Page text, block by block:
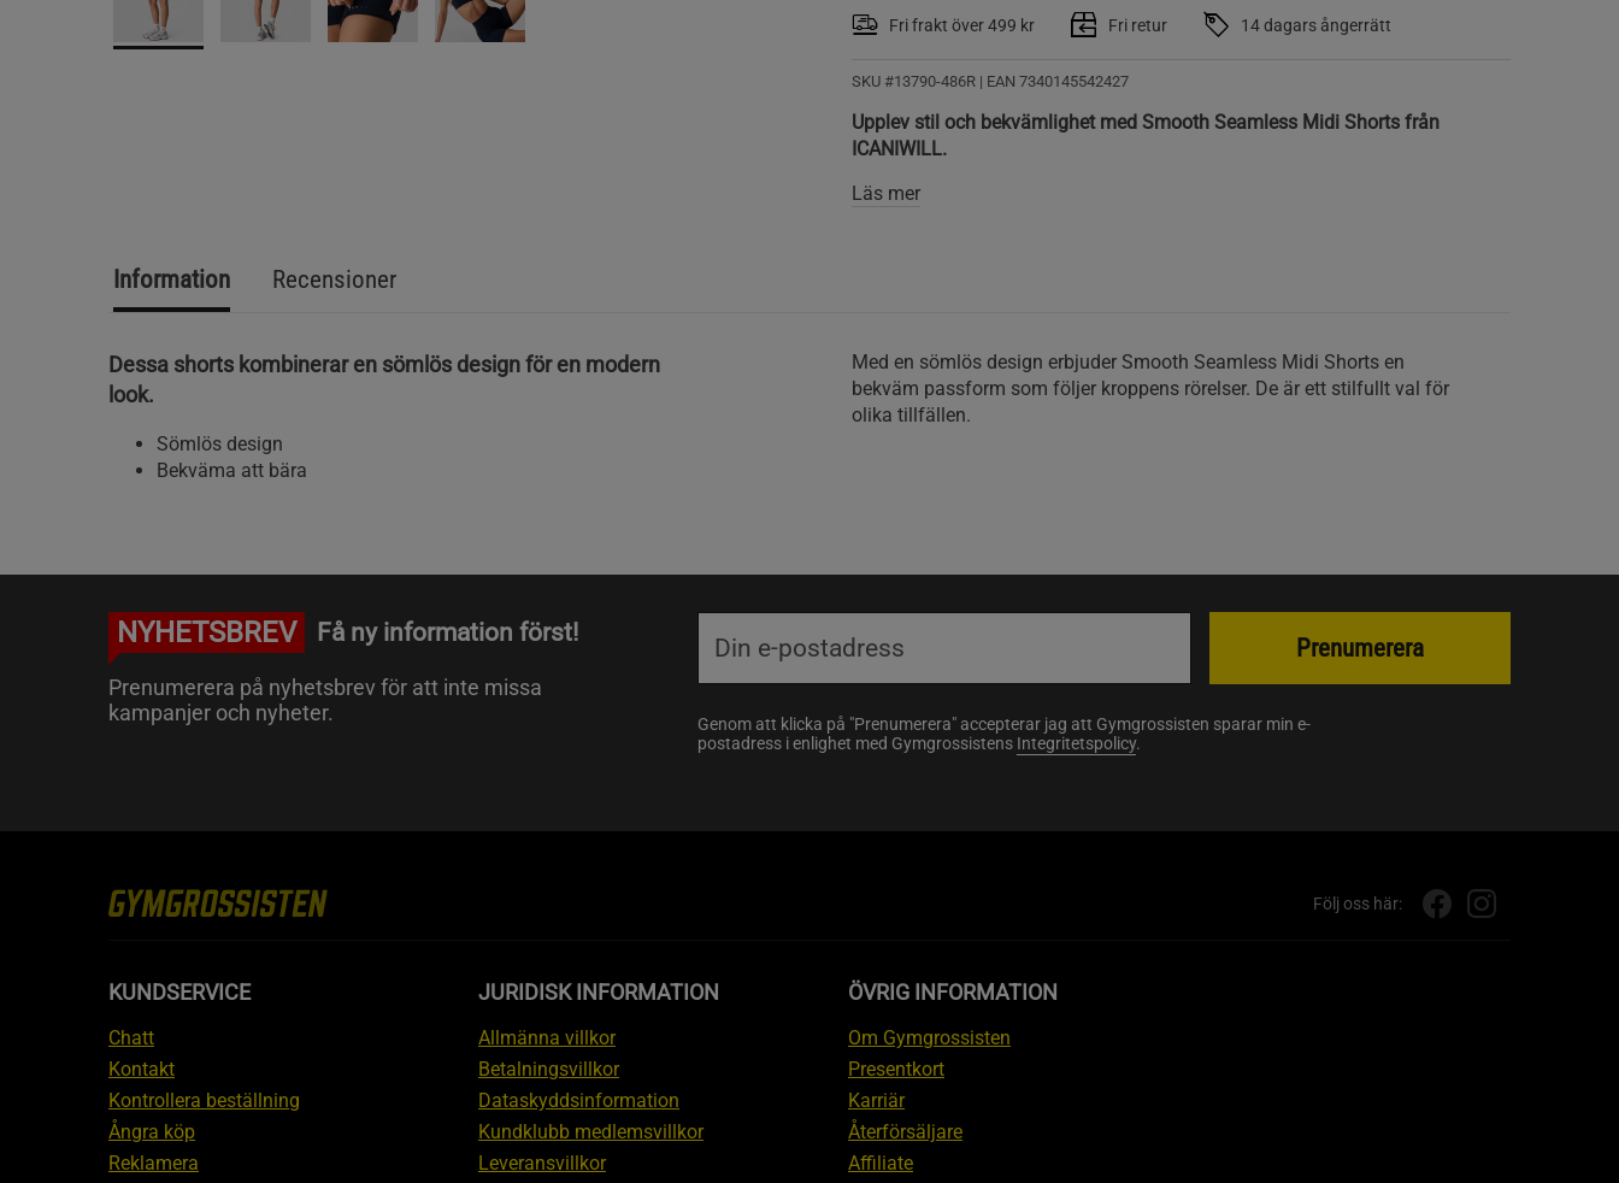
Fri frakt över 499 kr Fri retur 14 dagars ångerrätt
SKU #13790-486R | EAN 7340145542427
Upplev stil och bekvämlighet med Smooth Seamless Midi Shorts från
ICANIWILL.
Läs mer
Information Recensioner
Dessa shorts kombinerar en sömlös design för en modern
look.
Sömlös design
Bekväma att bära
Med en sömlös design erbjuder Smooth Seamless Midi Shorts en
bekväm passform som följer kroppens rörelser. De är ett stilfullt val för
olika tillfällen.
NYHETSBREV Få ny information först!
Prenumerera på nyhetsbrev för att inte missa
kampanjer och nyheter.
Genom att klicka på "Prenumerera" accepterar jag att Gymgrossisten sparar min e-
postadress i enlighet med Gymgrossistens Integritetspolicy.
Prenumerera
Följ oss här:
KUNDSERVICE
Chatt
Kontakt
Kontrollera beställning
Ångra köp
Reklamera
JURIDISK INFORMATION
Allmänna villkor
Betalningsvillkor
Dataskyddsinformation
Kundklubb medlemsvillkor
Leveransvillkor
ÖVRIG INFORMATION
Om Gymgrossisten
Presentkort
Karriär
Återförsäljare
Affiliate